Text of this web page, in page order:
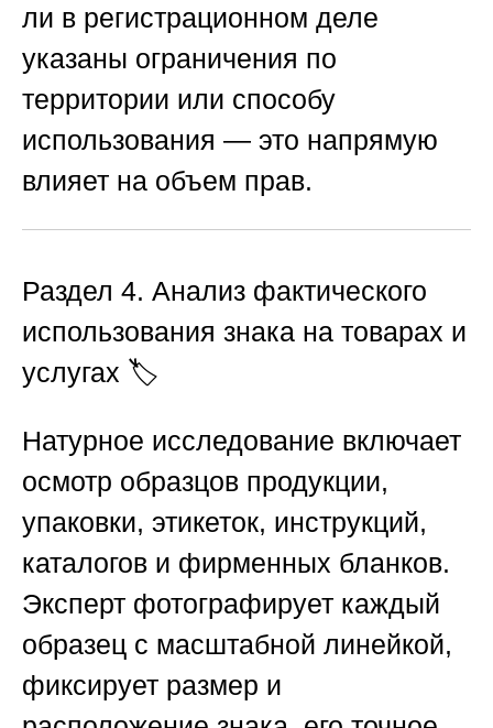
ли в регистрационном деле
указаны ограничения по
территории или способу
использования — это напрямую
влияет на объем прав.
Раздел 4. Анализ фактического
использования знака на товарах и
услугах 🏷️
Натурное исследование включает
осмотр образцов продукции,
упаковки, этикеток, инструкций,
каталогов и фирменных бланков.
Эксперт фотографирует каждый
образец с масштабной линейкой,
фиксирует размер и